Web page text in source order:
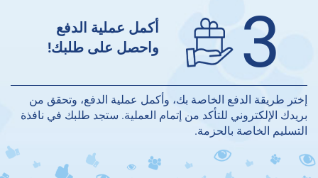
3
أكمل عملية الدفع
واحصل على طلبك!
إختر طريقة الدفع الخاصة بك، وأكمل عملية الدفع، وتحقق من
بريدك الإلكتروني للتأكد من إتمام العملية. ستجد طلبك في نافذة
التسليم الخاصة بالحزمة.